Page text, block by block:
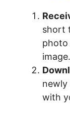
short
photo
image.
newly
with